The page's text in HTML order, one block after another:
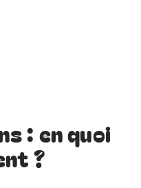
: en quoi
?